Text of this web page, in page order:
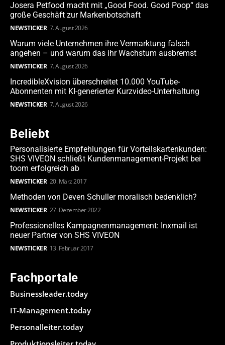
Josera Petfood macht mit „Good Food. Good Poop“ das
große Geschäft zur Markenbotschaft
NEWSTICKER 7. August 2026
Warum viele Unternehmen ihre Vermarktung falsch
angehen – und warum das ihr Wachstum ausbremst
NEWSTICKER 7. August 2026
IncredibleXvision überschreitet 10.000 YouTube-
Abonnenten mit KI-generierter Kurzvideo-Unterhaltung
NEWSTICKER 7. August 2026
Beliebt
Personalisierte Empfehlungen für Vorteilskartenkunden:
SHS VIVEON schließt Kundenmanagement-Projekt bei
toom erfolgreich ab
NEWSTICKER 20. März 2017
Methoden von Deven Schuller moralisch bedenklich?
NEWSTICKER 27. Dezember 2022
Professionelles Kampagnenmanagement: Inxmail ist
neuer Partner von SHS VIVEON
NEWSTICKER 13. Februar 2017
Fachportale
Businessleader.today
IT-Management.today
Personalleiter.today